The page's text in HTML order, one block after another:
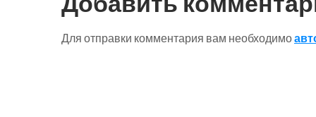
Для отправки комментария вам необходимо